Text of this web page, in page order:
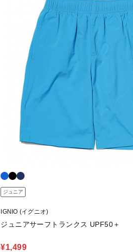
ジュニア
IGNIO (イグニオ)
ジュニアサーフトランクス UPF50＋
¥1,499